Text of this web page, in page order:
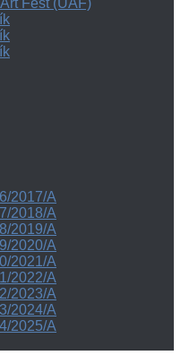
Fest (UAF)
2017/A
2018/A
2019/A
2020/A
2021/A
2022/A
2023/A
2024/A
2025/A